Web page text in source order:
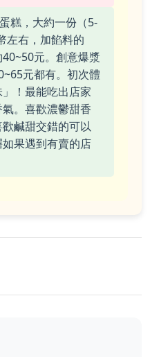
糕，大約一份（5-
左右，加餡料的
40~50元。創意爆漿
元都有。初次體
！最能吃出店家
。喜歡濃鬱甜香
鹹甜交錯的可以
果遇到有賣的店